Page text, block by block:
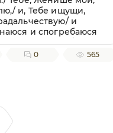
и, Тебе ищущи,
и
и спогребаюся
Твоему,/ и
Тебе ради,/ яко да
Тебе.// Тоя
яко Милостив,
души наша.
0 565